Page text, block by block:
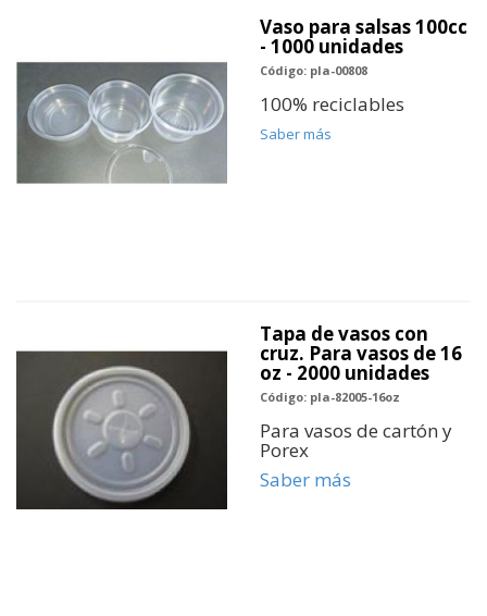
Vaso para salsas 100cc
- 1000 unidades
Código: pla-00808
100% reciclables
Saber más
Tapa de vasos con
cruz. Para vasos de 16
oz - 2000 unidades
Código: pla-82005-16oz
Para vasos de cartón y
Porex
Saber más